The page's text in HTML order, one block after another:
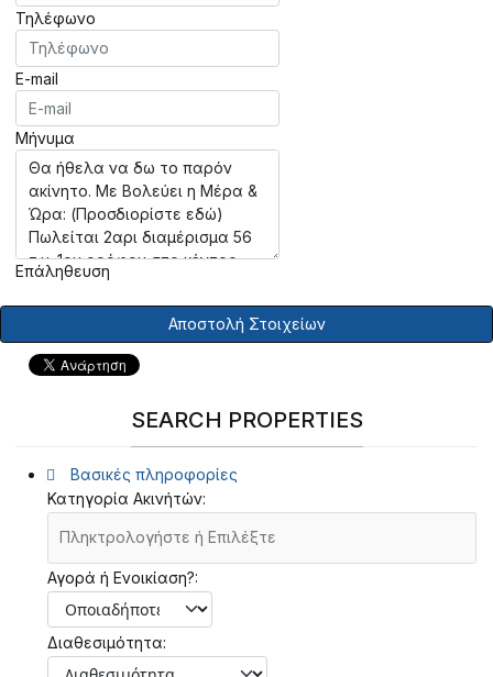
Τηλέφωνο
E-mail
Μήνυμα
Επάληθευση
Αποστολή Στοιχείων
SEARCH PROPERTIES
Βασικές πληροφορίες
Κατηγορία Ακινήτών:
Αγορά ή Ενοικίαση?:
Διαθεσιμότητα: